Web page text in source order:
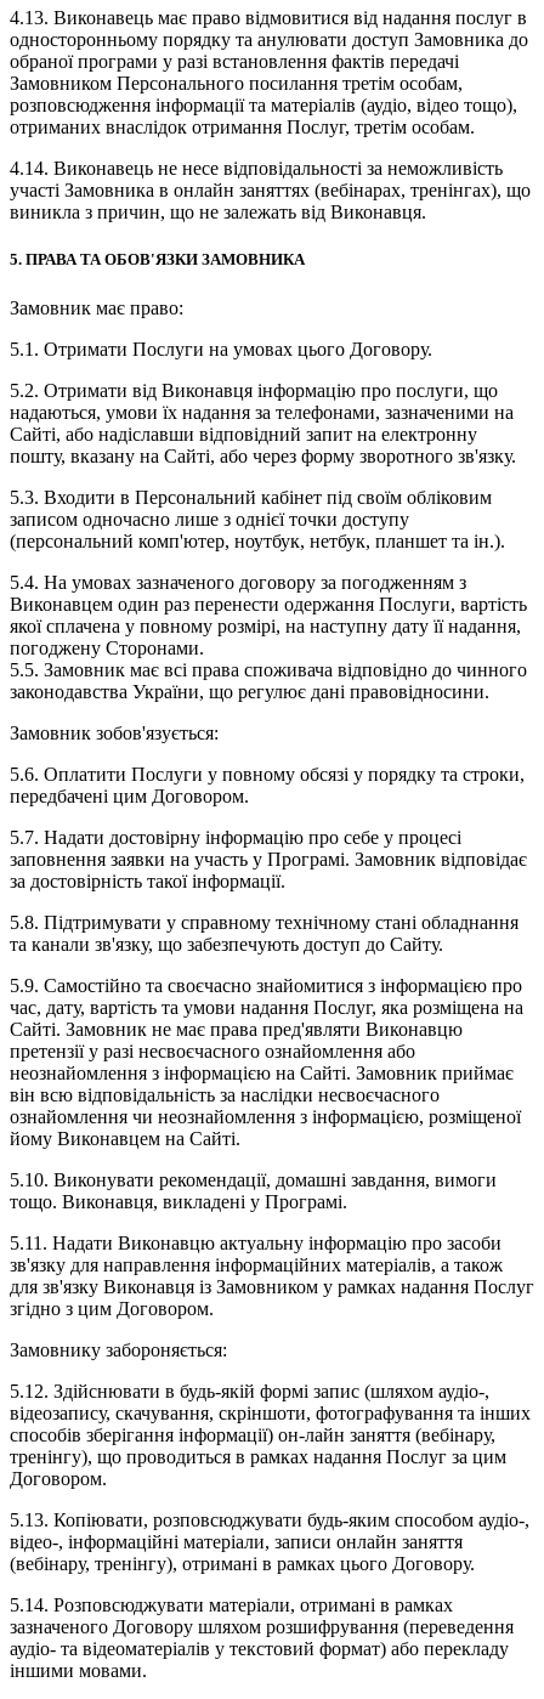
4.13. Виконавець має право відмовитися від надання послуг в
односторонньому порядку та анулювати доступ Замовника до
обраної програми у разі встановлення фактів передачі
Замовником Персонального посилання третім особам,
розповсюдження інформації та матеріалів (аудіо, відео тощо),
отриманих внаслідок отримання Послуг, третім особам.
4.14. Виконавець не несе відповідальності за неможливість
участі Замовника в онлайн заняттях (вебінарах, тренінгах), що
виникла з причин, що не залежать від Виконавця.
5. ПРАВА ТА ОБОВ'ЯЗКИ ЗАМОВНИКА
Замовник має право:
5.1. Отримати Послуги на умовах цього Договору.
5.2. Отримати від Виконавця інформацію про послуги, що
надаються, умови їх надання за телефонами, зазначеними на
Сайті, або надіславши відповідний запит на електронну
пошту, вказану на Сайті, або через форму зворотного зв'язку.
5.3. Входити в Персональний кабінет під своїм обліковим
записом одночасно лише з однієї точки доступу
(персональний комп'ютер, ноутбук, нетбук, планшет та ін.).
5.4. На умовах зазначеного договору за погодженням з
Виконавцем один раз перенести одержання Послуги, вартість
якої сплачена у повному розмірі, на наступну дату її надання,
погоджену Сторонами.
5.5. Замовник має всі права споживача відповідно до чинного
законодавства України, що регулює дані правовідносини.
Замовник зобов'язується:
5.6. Оплатити Послуги у повному обсязі у порядку та строки,
передбачені цим Договором.
5.7. Надати достовірну інформацію про себе у процесі
заповнення заявки на участь у Програмі. Замовник відповідає
за достовірність такої інформації.
5.8. Підтримувати у справному технічному стані обладнання
та канали зв'язку, що забезпечують доступ до Сайту.
5.9. Самостійно та своєчасно знайомитися з інформацією про
час, дату, вартість та умови надання Послуг, яка розміщена на
Сайті. Замовник не має права пред'являти Виконавцю
претензії у разі несвоєчасного ознайомлення або
неознайомлення з інформацією на Сайті. Замовник приймає
він всю відповідальність за наслідки несвоєчасного
ознайомлення чи неознайомлення з інформацією, розміщеної
йому Виконавцем на Сайті.
5.10. Виконувати рекомендації, домашні завдання, вимоги
тощо. Виконавця, викладені у Програмі.
5.11. Надати Виконавцю актуальну інформацію про засоби
зв'язку для направлення інформаційних матеріалів, а також
для зв'язку Виконавця із Замовником у рамках надання Послуг
згідно з цим Договором.
Замовнику забороняється:
5.12. Здійснювати в будь-якій формі запис (шляхом аудіо-,
відеозапису, скачування, скріншоти, фотографування та інших
способів зберігання інформації) он-лайн заняття (вебінару,
тренінгу), що проводиться в рамках надання Послуг за цим
Договором.
5.13. Копіювати, розповсюджувати будь-яким способом аудіо-,
відео-, інформаційні матеріали, записи онлайн заняття
(вебінару, тренінгу), отримані в рамках цього Договору.
5.14. Розповсюджувати матеріали, отримані в рамках
зазначеного Договору шляхом розшифрування (переведення
аудіо- та відеоматеріалів у текстовий формат) або перекладу
іншими мовами.